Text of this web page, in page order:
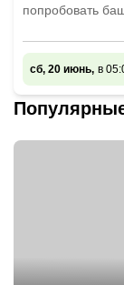
попробовать
сб, 20 июнь, в